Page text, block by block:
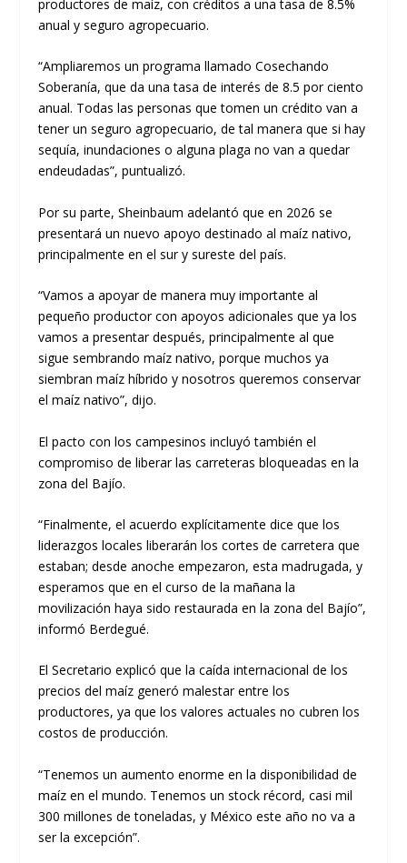
productores de maíz, con créditos a una tasa de 8.5%
anual y seguro agropecuario.
“Ampliaremos un programa llamado Cosechando
Soberanía, que da una tasa de interés de 8.5 por ciento
anual. Todas las personas que tomen un crédito van a
tener un seguro agropecuario, de tal manera que si hay
sequía, inundaciones o alguna plaga no van a quedar
endeudadas”, puntualizó.
Por su parte, Sheinbaum adelantó que en 2026 se
presentará un nuevo apoyo destinado al maíz nativo,
principalmente en el sur y sureste del país.
“Vamos a apoyar de manera muy importante al
pequeño productor con apoyos adicionales que ya los
vamos a presentar después, principalmente al que
sigue sembrando maíz nativo, porque muchos ya
siembran maíz híbrido y nosotros queremos conservar
el maíz nativo”, dijo.
El pacto con los campesinos incluyó también el
compromiso de liberar las carreteras bloqueadas en la
zona del Bajío.
“Finalmente, el acuerdo explícitamente dice que los
liderazgos locales liberarán los cortes de carretera que
estaban; desde anoche empezaron, esta madrugada, y
esperamos que en el curso de la mañana la
movilización haya sido restaurada en la zona del Bajío”,
informó Berdegué.
El Secretario explicó que la caída internacional de los
precios del maíz generó malestar entre los
productores, ya que los valores actuales no cubren los
costos de producción.
“Tenemos un aumento enorme en la disponibilidad de
maíz en el mundo. Tenemos un stock récord, casi mil
300 millones de toneladas, y México este año no va a
ser la excepción”.